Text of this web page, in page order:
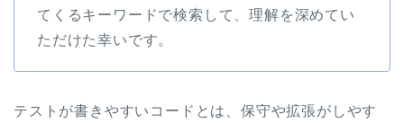
てくるキーワードで検索して、理解を深めてい
ただけた幸いです。
テストが書きやすいコードとは、保守や拡張がしやす